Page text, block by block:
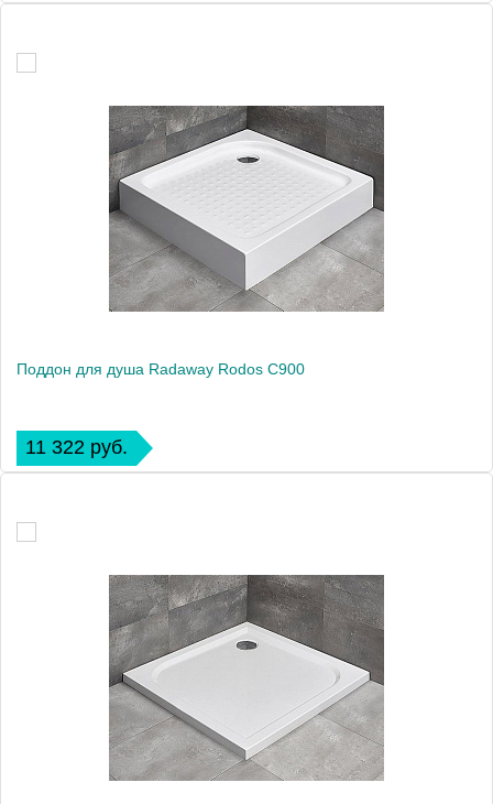
Поддон для душа Radaway Rodos C900
11 322 руб.